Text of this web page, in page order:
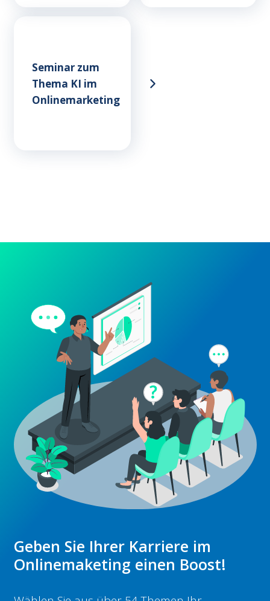
Seminar zum
Thema KI im
Onlinemarketing
Geben Sie Ihrer Karriere im
Onlinemaketing einen Boost!